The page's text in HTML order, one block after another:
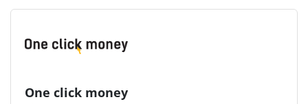
One click money